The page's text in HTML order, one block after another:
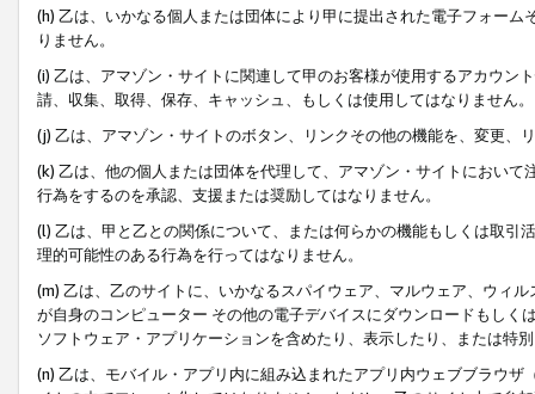
(h) 乙は、いかなる個人または団体により甲に提出された電子フォー
りません。
(i) 乙は、アマゾン・サイトに関連して甲のお客様が使用するアカウン
請、収集、取得、保存、キャッシュ、もしくは使用してはなりません。
(j) 乙は、アマゾン・サイトのボタン、リンクその他の機能を、変更、
(k) 乙は、他の個人または団体を代理して、アマゾン・サイトにおい
行為をするのを承認、支援または奨励してはなりません。
(l) 乙は、甲と乙との関係について、または何らかの機能もしくは取
理的可能性のある行為を行ってはなりません。
(m) 乙は、乙のサイトに、いかなるスパイウェア、マルウェア、ウィ
が自身のコンピューター その他の電子デバイスにダウンロードもし
ソフトウェア・アプリケーションを含めたり、表示したり、または特
(n) 乙は、モバイル・アプリ内に組み込まれたアプリ内ウェブブラウ